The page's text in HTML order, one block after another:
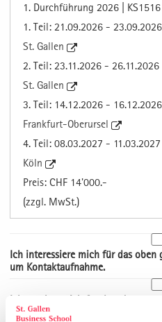
1. Durchführung 2026 | KS1516
1. Teil: 21.09.2026 - 23.09.2026
St. Gallen
2. Teil: 23.11.2026 - 26.11.2026
St. Gallen
3. Teil: 14.12.2026 - 16.12.2026
Frankfurt-Oberursel
4. Teil: 08.03.2027 - 11.03.2027
Köln
Preis: CHF 14'000.-
(zzgl. MwSt.)
Ich interessiere mich für das
um Kontaktaufnahme.
Ich möchte mich für das oben